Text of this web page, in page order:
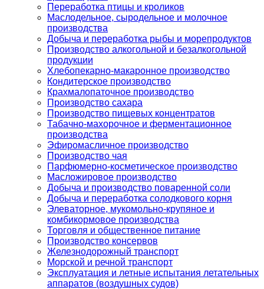
Переработка птицы и кроликов
Маслодельное, сыродельное и молочное
производства
Добыча и переработка рыбы и морепродуктов
Производство алкогольной и безалкогольной
продукции
Хлебопекарно-макаронное производство
Кондитерское производство
Крахмалопаточное производство
Производство сахара
Производство пищевых концентратов
Табачно-махорочное и ферментационное
производства
Эфиромасличное производство
Производство чая
Парфюмерно-косметическое производство
Масложировое производство
Добыча и производство поваренной соли
Добыча и переработка солодкового корня
Элеваторное, мукомольно-крупяное и
комбикормовое производства
Торговля и общественное питание
Производство консервов
Железнодорожный транспорт
Морской и речной транспорт
Эксплуатация и летные испытания летательных
аппаратов (воздушных судов)